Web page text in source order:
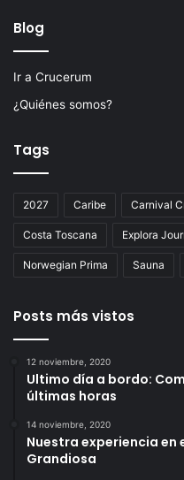
Blog
Ir a Crucerum
¿Quiénes somos?
Tags
2027 Caribe Carnival
Costa Toscana Explora
Norwegian Prima Sauna
Posts más vistos
12 noviembre, 2020
Ultimo día a bordo:
últimas horas
14 noviembre, 2020
Nuestra experiencia en
Grandiosa